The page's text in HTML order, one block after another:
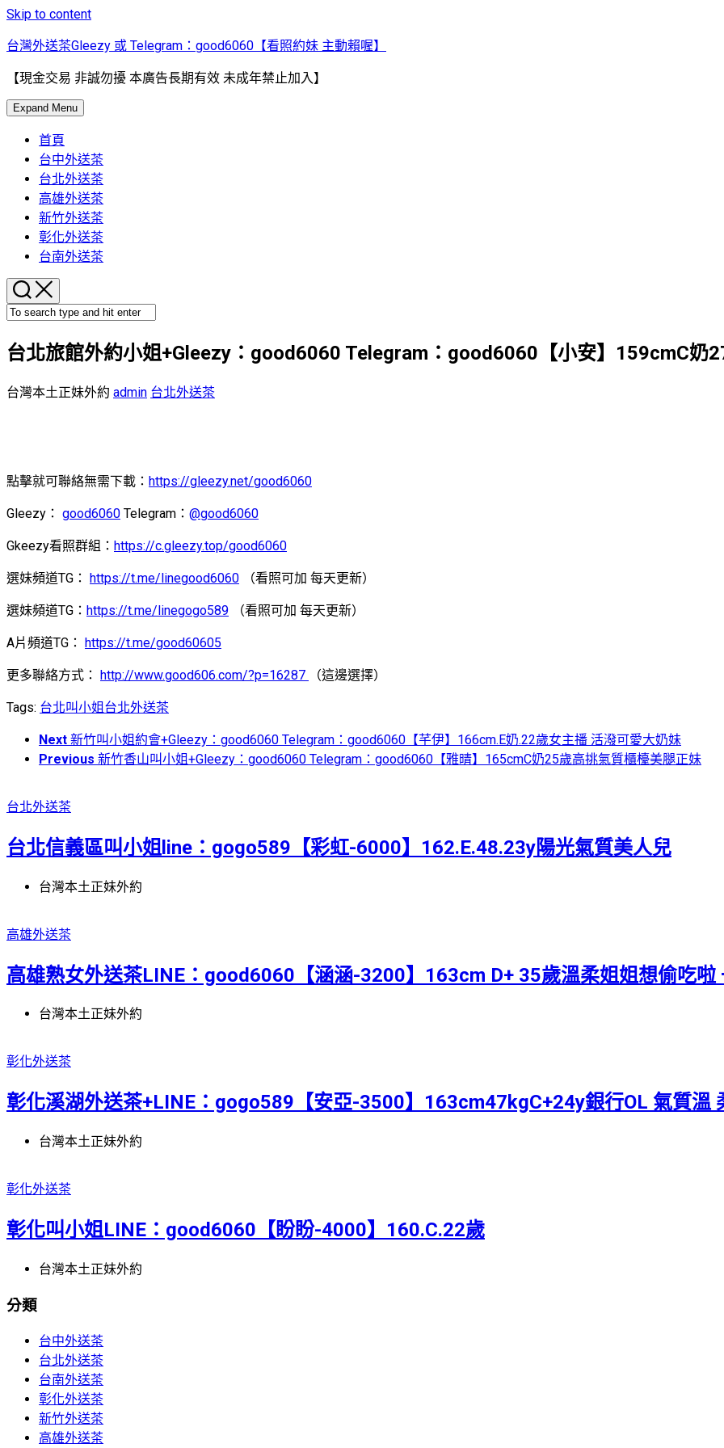
Skip to content
台灣外送茶Gleezy 或 Telegram：good6060【看照約妹 主動賴喔】
【現金交易 非誠勿擾 本廣告長期有效 未成年禁止加入】
Expand Menu
首頁
台中外送茶
台北外送茶
高雄外送茶
新竹外送茶
彰化外送茶
台南外送茶
台北旅館外約小姐+Gleezy：good6060 Telegram：good6060【小安】159cmC奶
台灣本土正妹外約 admin 台北外送茶
點擊就可聯絡無需下載： https://gleezy.net/good6060
Gleezy： good6060 Telegram： @good6060
Gkeezy看照群組： https://c.gleezy.top/good6060
選妹頻道TG： https://t.me/linegood6060 （看照可加 每天更新）
選妹頻道TG： https://t.me/linegogo589 （看照可加 每天更新）
A片頻道TG： https://t.me/good60605
更多聯絡方式： http://www.good606.com/?p=16287 （這邊選擇）
Tags: 台北叫小姐 台北外送茶
Next 新竹叫小姐約會+Gleezy：good6060 Telegram：good6060【芊伊】166cm.E奶.22歲女主播 活潑可愛大奶妹
Previous 新竹香山叫小姐+Gleezy：good6060 Telegram：good6060【雅晴】165cmC奶25歲高挑氣質櫃檯美腿正妹
台北外送茶
台北信義區叫小姐line：gogo589【彩虹-6000】162.E.48.23y陽光氣質美人兒
台灣本土正妹外約
高雄外送茶
高雄熟女外送茶LINE：good6060【涵涵-3200】163cm D+ 35歲溫柔姐姐想偷吃啦
台灣本土正妹外約
彰化外送茶
彰化溪湖外送茶+LINE：gogo589【安亞-3500】163cm47kgC+24y銀行OL 氣質溫
台灣本土正妹外約
彰化外送茶
彰化叫小姐LINE：good6060【盼盼-4000】160.C.22歲
台灣本土正妹外約
分類
台中外送茶
台北外送茶
台南外送茶
彰化外送茶
新竹外送茶
高雄外送茶